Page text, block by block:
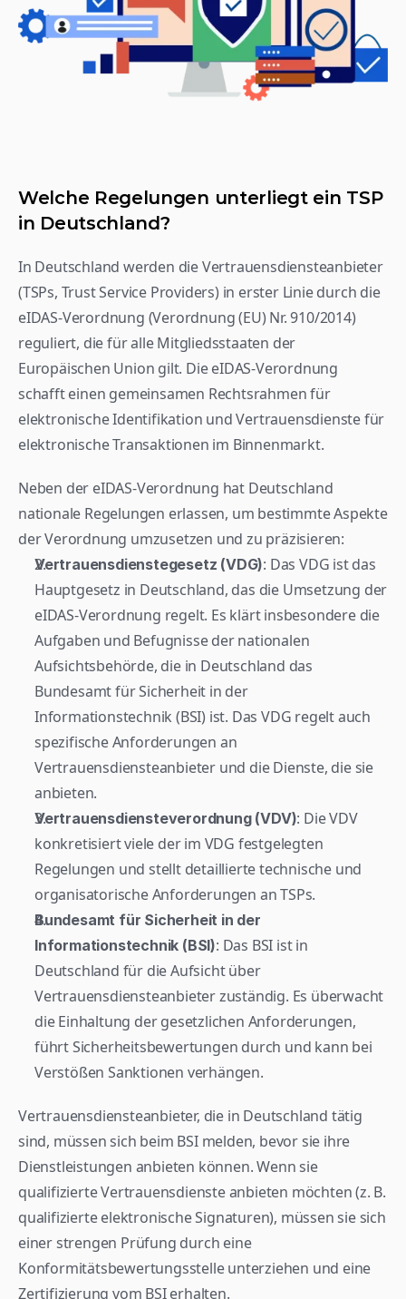
Welche Regelungen unterliegt ein TSP
in Deutschland?
In Deutschland werden die Vertrauensdiensteanbieter
(TSPs, Trust Service Providers) in erster Linie durch die
eIDAS-Verordnung (Verordnung (EU) Nr. 910/2014)
reguliert, die für alle Mitgliedsstaaten der
Europäischen Union gilt. Die eIDAS-Verordnung
schafft einen gemeinsamen Rechtsrahmen für
elektronische Identifikation und Vertrauensdienste für
elektronische Transaktionen im Binnenmarkt.
Neben der eIDAS-Verordnung hat Deutschland
nationale Regelungen erlassen, um bestimmte Aspekte
der Verordnung umzusetzen und zu präzisieren:
Vertrauensdienstegesetz (VDG): Das VDG ist das
Hauptgesetz in Deutschland, das die Umsetzung der
eIDAS-Verordnung regelt. Es klärt insbesondere die
Aufgaben und Befugnisse der nationalen
Aufsichtsbehörde, die in Deutschland das
Bundesamt für Sicherheit in der
Informationstechnik (BSI) ist. Das VDG regelt auch
spezifische Anforderungen an
Vertrauensdiensteanbieter und die Dienste, die sie
anbieten.
Vertrauensdiensteverordnung (VDV): Die VDV
konkretisiert viele der im VDG festgelegten
Regelungen und stellt detaillierte technische und
organisatorische Anforderungen an TSPs.
Bundesamt für Sicherheit in der
Informationstechnik (BSI): Das BSI ist in
Deutschland für die Aufsicht über
Vertrauensdiensteanbieter zuständig. Es überwacht
die Einhaltung der gesetzlichen Anforderungen,
führt Sicherheitsbewertungen durch und kann bei
Verstößen Sanktionen verhängen.
Vertrauensdiensteanbieter, die in Deutschland tätig
sind, müssen sich beim BSI melden, bevor sie ihre
Dienstleistungen anbieten können. Wenn sie
qualifizierte Vertrauensdienste anbieten möchten (z. B.
qualifizierte elektronische Signaturen), müssen sie sich
einer strengen Prüfung durch eine
Konformitätsbewertungsstelle unterziehen und eine
Zertifizierung vom BSI erhalten.